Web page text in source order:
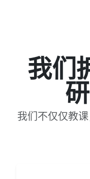
我们
我们不仅仅教